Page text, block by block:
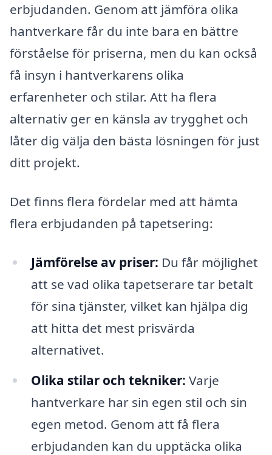
erbjudanden. Genom att jämföra olika
hantverkare får du inte bara en bättre
förståelse för priserna, men du kan också
få insyn i hantverkarens olika
erfarenheter och stilar. Att ha flera
alternativ ger en känsla av trygghet och
låter dig välja den bästa lösningen för just
ditt projekt.
Det finns flera fördelar med att hämta
flera erbjudanden på tapetsering:
Jämförelse av priser: Du får möjlighet
att se vad olika tapetserare tar betalt
för sina tjänster, vilket kan hjälpa dig
att hitta det mest prisvärda
alternativet.
Olika stilar och tekniker: Varje
hantverkare har sin egen stil och sin
egen metod. Genom att få flera
erbjudanden kan du upptäcka olika